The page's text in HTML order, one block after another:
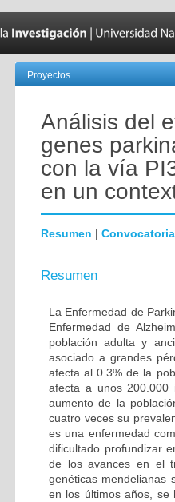
Proyectos
Análisis del
genes
con la vía
en un
Resumen | Convocatoria
Resumen
La Enfermedad de
Enfermedad de
población adulta y
asociado a grandes
afecta al 0.3% de la
afecta a unos 200.000
aumento de la
cuatro veces su
es una enfermedad
dificultado profundizar
de los avances en el
genéticas mendelianas
en los últimos años, se